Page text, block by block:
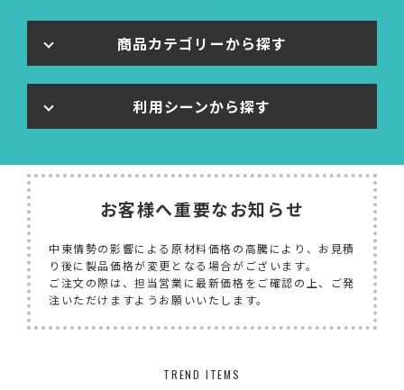
商品カテゴリーから探す
利用シーンから探す
お客様へ重要なお知らせ
中東情勢の影響による原材料価格の高騰により、お見積
り後に製品価格が変更となる場合がございます。
ご注文の際は、担当営業に最新価格をご確認の上、ご発
注いただけますようお願いいたします。
TREND ITEMS